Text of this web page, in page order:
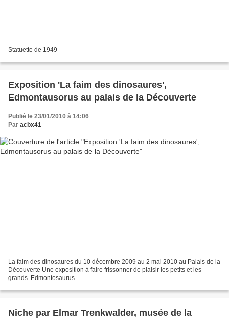
Statuette de 1949
Exposition 'La faim des dinosaures',
Edmontausorus au palais de la Découverte
Publié le 23/01/2010 à 14:06
Par acbx41
La faim des dinosaures du 10 décembre 2009 au 2 mai 2010 au Palais de la
Découverte Une exposition à faire frissonner de plaisir les petits et les
grands. Edmontosaurus
Niche par Elmar Trenkwalder, musée de la